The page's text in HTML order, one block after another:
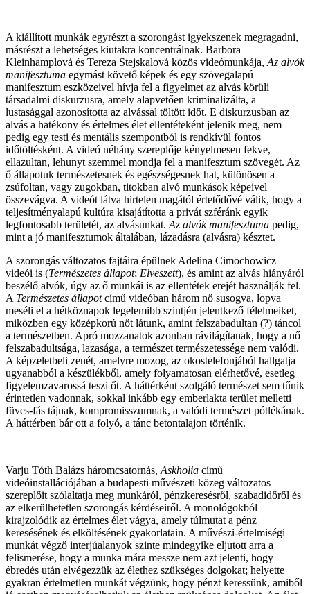
A kiállított munkák egyrészt a szorongást igyekszenek megragadni,
másrészt a lehetséges kiutakra koncentrálnak. Barbora
Kleinhamplová és Tereza Stejskalová közös videómunkája, Az alvók
manifesztuma egymást követő képek és egy szövegalapú
manifesztum eszközeivel hívja fel a figyelmet az alvás körüli
társadalmi diskurzusra, amely alapvetően kriminalizálta, a
lustasággal azonosította az alvással töltött időt. E diskurzusban az
alvás a hatékony és értelmes élet ellentéteként jelenik meg, nem
pedig egy testi és mentális szempontból is rendkívül fontos
időtöltésként. A videó néhány szereplője kényelmesen fekve,
ellazultan, lehunyt szemmel mondja fel a manifesztum szövegét. Az
ő állapotuk természetesnek és egészségesnek hat, különösen a
zsúfoltan, vagy zugokban, titokban alvó munkások képeivel
összevágva. A videót látva hirtelen magától értetődővé válik, hogy a
teljesítményalapú kultúra kisajátította a privát szféránk egyik
legfontosabb területét, az alvásunkat. Az alvók manifesztuma pedig,
mint a jó manifesztumok általában, lázadásra (alvásra) késztet.
A szorongás változatos fajtáira épülnek Adelina Cimochowicz
videói is (Természetes állapot; Elveszett), és amint az alvás hiányáról
beszélő alvók, úgy az ő munkái is az ellentétek erejét használják fel.
A Természetes állapotcímű videóban három nő susogva, lopva
meséli el a hétköznapok legelemibb szintjén jelentkező félelmeiket,
miközben egy középkorú nőt látunk, amint felszabadultan (?) táncol
a természetben. Apró mozzanatok azonban rávilágítanak, hogy a nő
felszabadultsága, lazasága, a természet természetessége nem valódi.
A képzeletbeli zenét, amelyre mozog, az okostelefonjából hallgatja –
ugyanabból a készülékből, amely folyamatosan elérhetővé, esetleg
figyelemzavarossá teszi őt. A háttérként szolgáló természet sem tűnik
érintetlen vadonnak, sokkal inkább egy emberlakta terület melletti
füves-fás tájnak, kompromisszumnak, a valódi természet pótlékának.
A háttérben bár ott a folyó, a tánc betontalajon történik.
Varju Tóth Balázs háromcsatornás, Askholia című
videóinstallációjában a budapesti művészeti közeg változatos
szereplőit szólaltatja meg munkáról, pénzkeresésről, szabadidőről és
az elkerülhetetlen szorongás kérdéseiről. A monológokból
kirajzolódik az értelmes élet vágya, amely túlmutat a pénz
keresésének és elköltésének gyakorlatain. A művészi-értelmiségi
munkát végző interjúalanyok szinte mindegyike eljutott arra a
felismerése, hogy a munka mára messze nem azt jelenti, hogy
ébredés után elvégezzük az élethez szükséges dolgokat; helyette
gyakran értelmetlen munkát végzünk, hogy pénzt keressünk, amiből